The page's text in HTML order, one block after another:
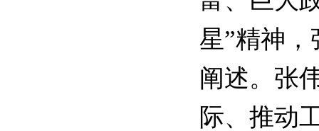
星”精神
阐述。张
际、推动